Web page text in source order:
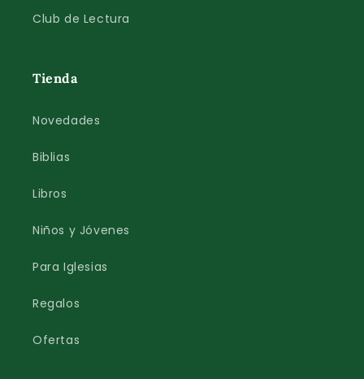
Club de Lectura
Tienda
Novedades
Biblias
Libros
Niños y Jóvenes
Para Iglesias
Regalos
Ofertas